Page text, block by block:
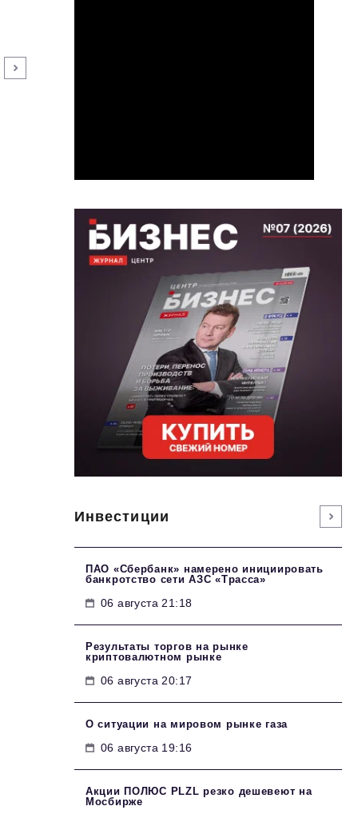
Инвестиции
ПАО «Сбербанк» намерено инициировать
банкротство сети АЗС «Трасса»
06 августа 21:18
Результаты торгов на рынке
криптовалютном рынке
06 августа 20:17
О ситуации на мировом рынке газа
06 августа 19:16
Акции ПОЛЮС PLZL резко дешевеют на
Мосбирже